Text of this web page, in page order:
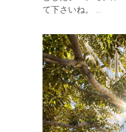
運命へと誘います。
としたシーンで、ル
て下さいね。 ...